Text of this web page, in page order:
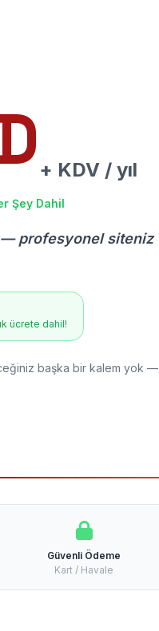
+ KDV / yıl
Şey Dahil
— profesyonel siteniz
ücrete dahil!
başka bir kalem yok —
Güvenli Ödeme
Kart / Havale